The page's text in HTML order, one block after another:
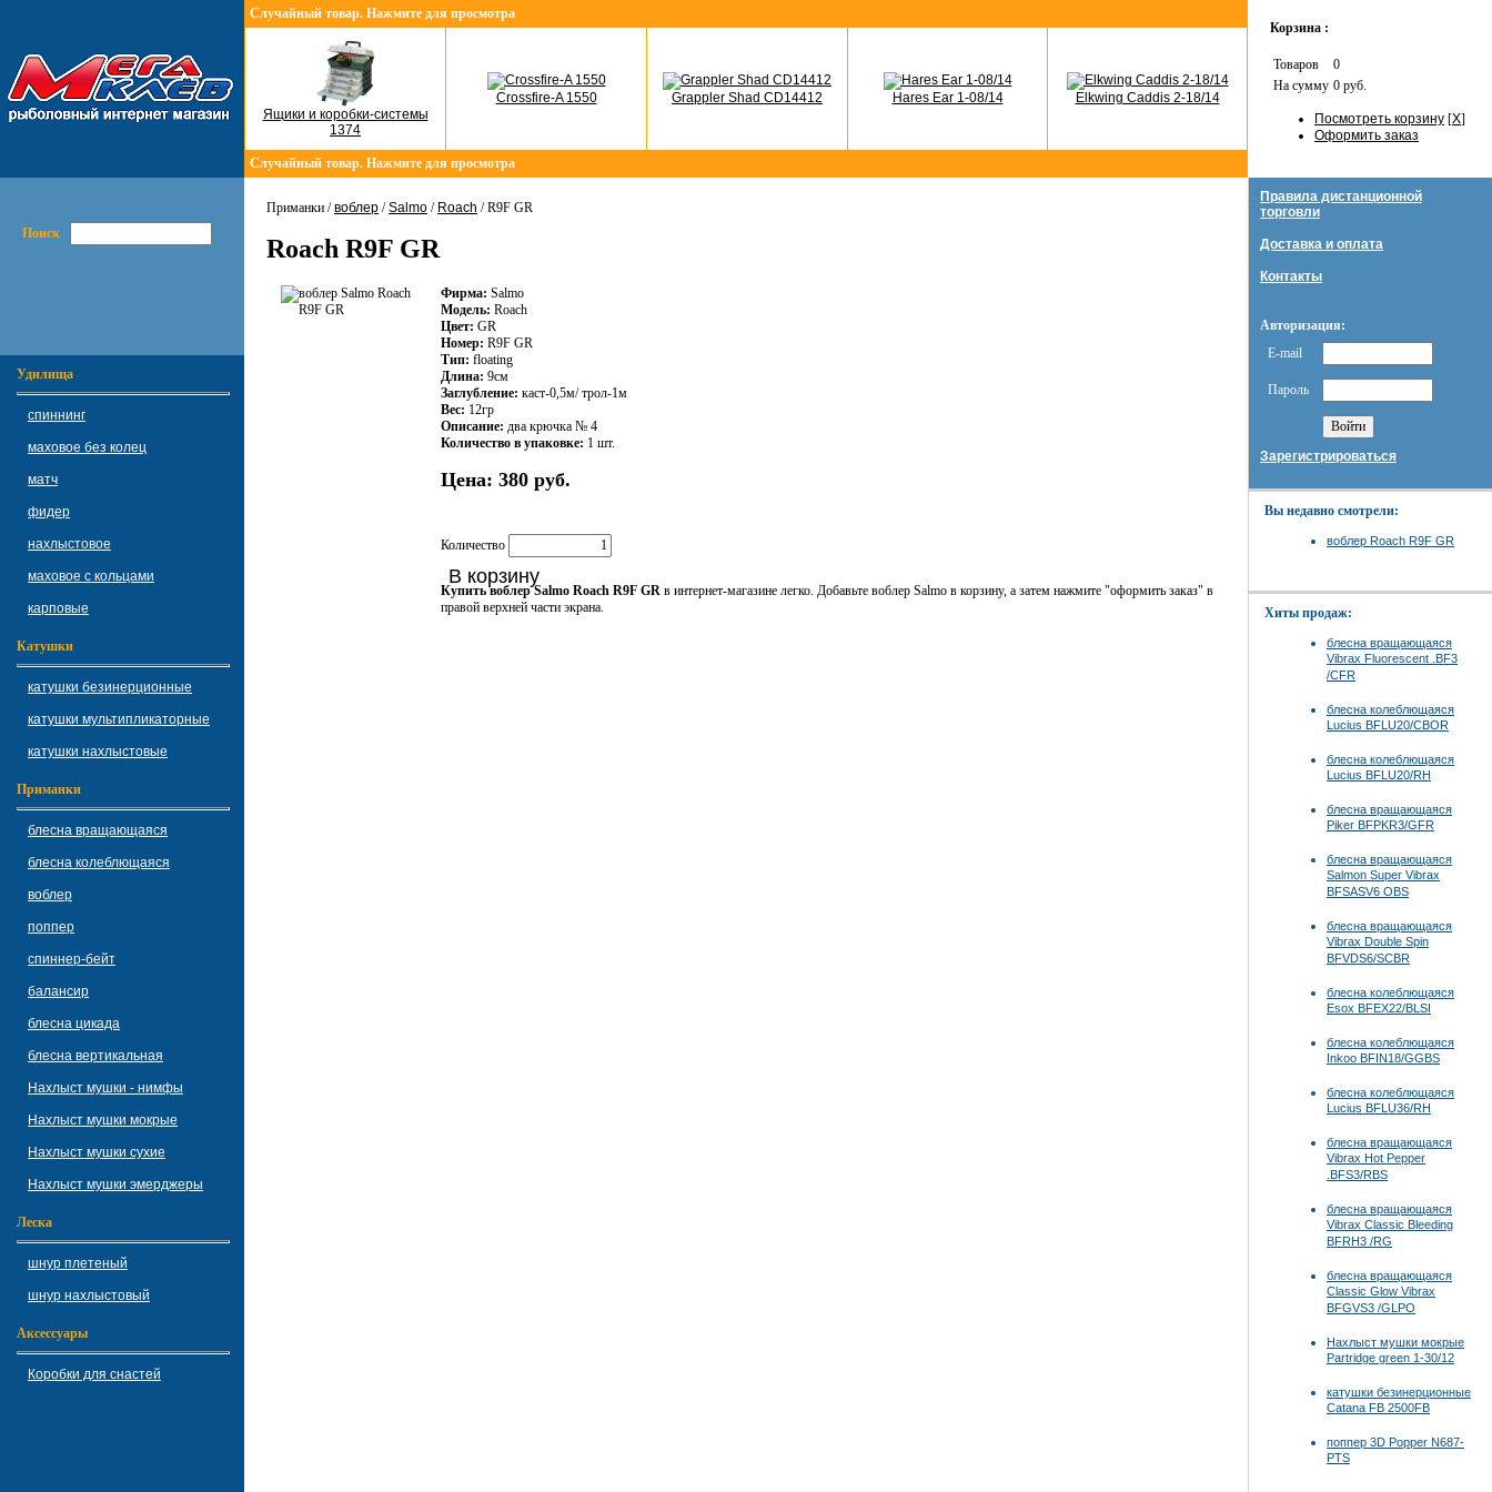
Случайный товар. Нажмите для просмотра
Ящики и коробки-системы
1374
Crossfire-A 1550 Grappler Shad CD14412 Hares Ear 1-08/14 Elkwing Caddis 2-18/14
Случайный товар. Нажмите для просмотра
Корзина :
Товаров
0
На сумму 0 руб.
Посмотреть корзину [X]
Оформить заказ
Поиск
Удилища
спиннинг
маховое без колец
матч
фидер
нахлыстовое
маховое с кольцами
карповые
Катушки
катушки безинерционные
катушки мультипликаторные
катушки нахлыстовые
Приманки
блесна вращающаяся
блесна колеблющаяся
воблер
поппер
спиннер-бейт
балансир
блесна цикада
блесна вертикальная
Нахлыст мушки - нимфы
Нахлыст мушки мокрые
Нахлыст мушки сухие
Нахлыст мушки эмерджеры
Леска
шнур плетеный
шнур нахлыстовый
Аксессуары
Коробки для снастей
Приманки /воблер /Salmo / Roach / R9F GR
Roach R9F GR
Фирма: Salmo
Модель: Roach
Цвет: GR
Номер: R9F GR
Тип: floating
Длина: 9см
Заглубление: каст-0,5м/ трол-1м
Вес: 12гр
Описание: два крючка № 4
Количество в упаковке: 1 шт.
Цена: 380 руб.
Количество
В корзину
Купить воблер Salmo Roach R9F GR в интернет-магазине легко. Добавьте воблер Salmo в корзину, а затем нажмите "оформить заказ" в
правой верхней части экрана.
Правила дистанционной
торговли
Доставка и оплата
Контакты
Авторизация:
E-mail
Пароль
Зарегистрироваться
Вы недавно смотрели:
воблер Roach R9F GR
Хиты продаж:
блесна вращающаяся
Vibrax Fluorescent .BF3
/CFR
блесна колеблющаяся
Lucius BFLU20/CBOR
блесна колеблющаяся
Lucius BFLU20/RH
блесна вращающаяся
Piker BFPKR3/GFR
блесна вращающаяся
Salmon Super Vibrax
BFSASV6 OBS
блесна вращающаяся
Vibrax Double Spin
BFVDS6/SCBR
блесна колеблющаяся
Esox BFEX22/BLSI
блесна колеблющаяся
Inkoo BFIN18/GGBS
блесна колеблющаяся
Lucius BFLU36/RH
блесна вращающаяся
Vibrax Hot Pepper
.BFS3/RBS
блесна вращающаяся
Vibrax Classic Bleeding
BFRH3 /RG
блесна вращающаяся
Classic Glow Vibrax
BFGVS3 /GLPO
Нахлыст мушки мокрые
Partridge green 1-30/12
катушки безинерционные
Catana FB 2500FB
поппер 3D Popper N687-
PTS